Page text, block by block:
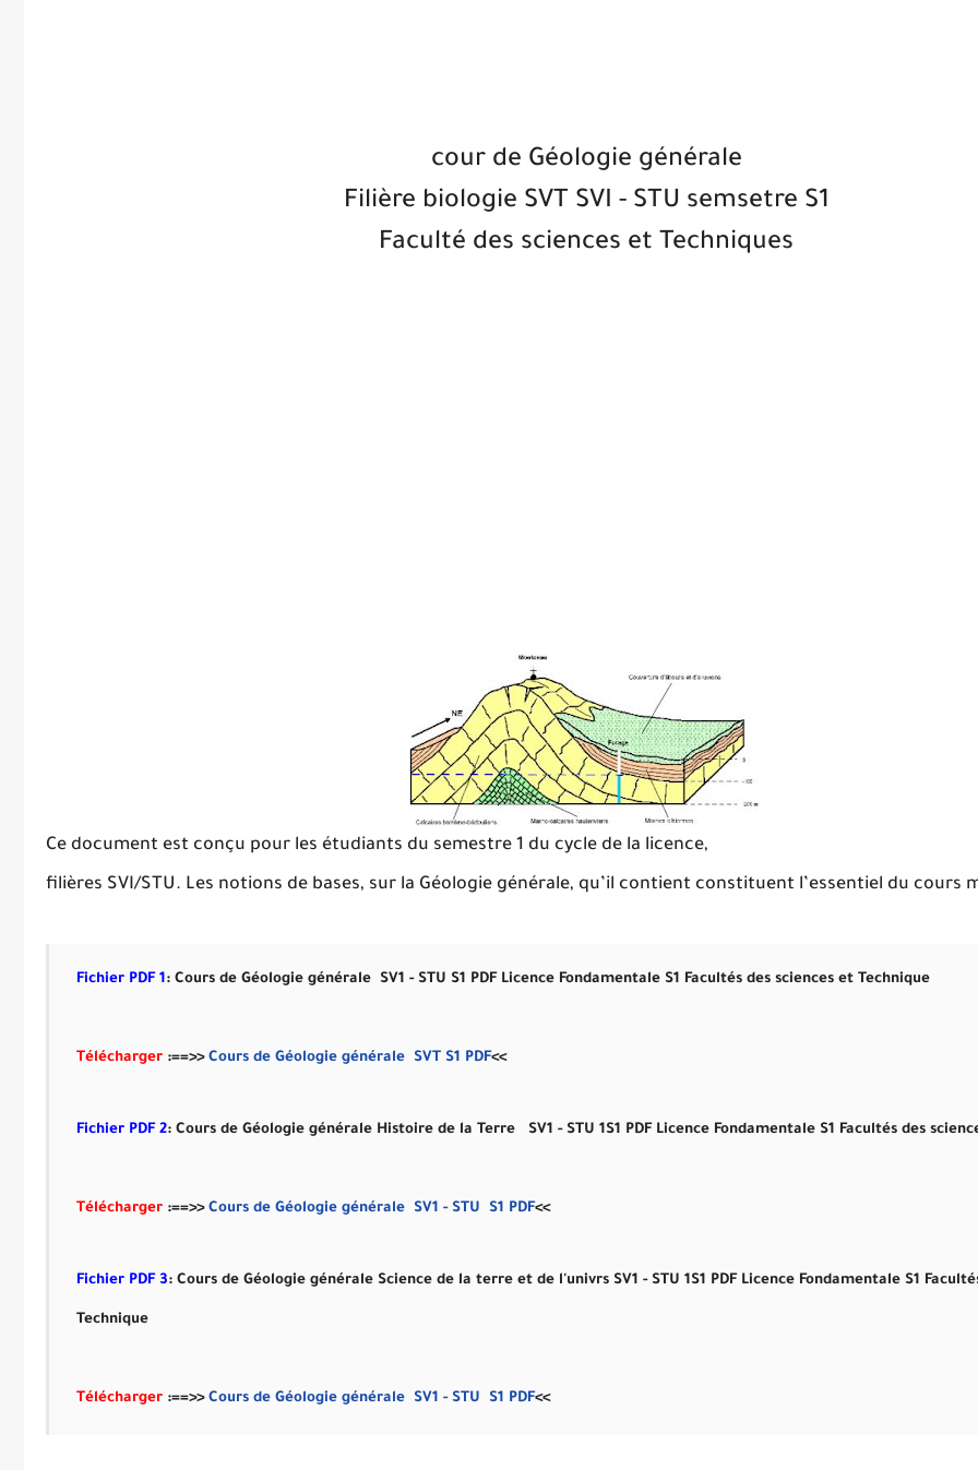
cour de Géologie générale
Filière biologie SVT SVI - STU semsetre S1
Faculté des sciences et Techniques
Ce document est conçu pour les étudiants du semestre 1 du cycle de la licence,
filières SVI/STU. Les notions de bases, sur la Géologie générale, qu’il contient constituent l’essentiel du cours
Fichier PDF 1: Cours de Géologie générale SV1 - STU S1 PDF Licence Fondamentale S1 Facultés des sciences et Technique
Télécharger :==>> Cours de Géologie générale SVT S1 PDF<<
Fichier PDF 2: Cours de Géologie générale Histoire de la Terre SV1 - STU 1S1 PDF Licence Fondamentale S1 Facultés des
Télécharger :==>> Cours de Géologie générale SV1 - STU S1 PDF<<
Fichier PDF 3: Cours de Géologie générale Science de la terre et de l'univrs SV1 - STU 1S1 PDF Licence Fondamentale S1
Technique
Télécharger :==>> Cours de Géologie générale SV1 - STU S1 PDF<<